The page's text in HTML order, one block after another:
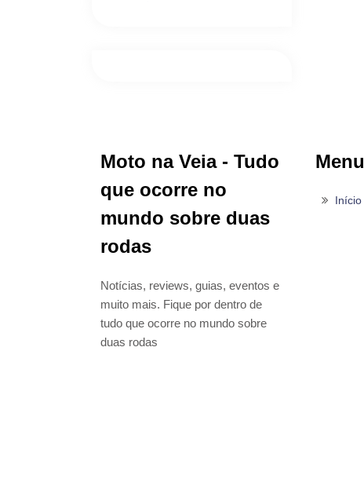
Moto na Veia - Tudo
que ocorre no
mundo sobre duas
rodas
Notícias, reviews, guias, eventos e
muito mais. Fique por dentro de
tudo que ocorre no mundo sobre
duas rodas
Menu
Início